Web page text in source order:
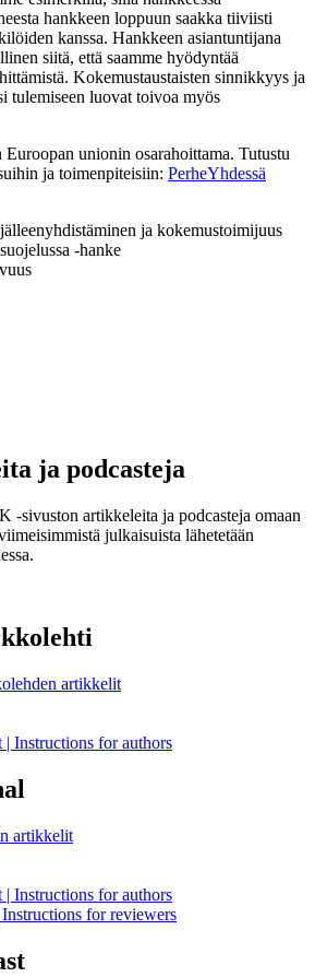
hankkeen loppuun saakka tiiviisti
kanssa. Hankkeen asiantuntijana
siitä, että saamme hyödyntää
Kokemustaustaisten sinnikkyys ja
tulemiseen luovat toivoa myös
Euroopan unionin osarahoittama. Tutustu
ja toimenpiteisiin: PerheYhdessä
ja kokemustoimijuus
-hanke
ja podcasteja
-sivuston artikkeleita ja podcasteja omaan
julkaisuista lähetetään
artikkelit
Instructions for authors
artikkelit
Instructions for authors
for reviewers